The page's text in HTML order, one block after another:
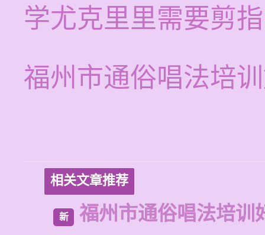
学尤克里里需要剪
福州市通俗唱法培
相关文章推荐
新 福州市通俗唱法培训